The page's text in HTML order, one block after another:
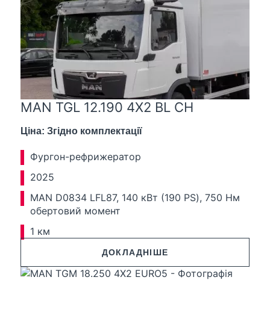
MAN TGL 12.190 4X2 BL CH
Ціна: Згідно комплектації
Фургон-рефрижератор
2025
MAN D0834 LFL87, 140 кВт (190 PS), 750 Нм
обертовий момент
1 км
ДОКЛАДНІШЕ